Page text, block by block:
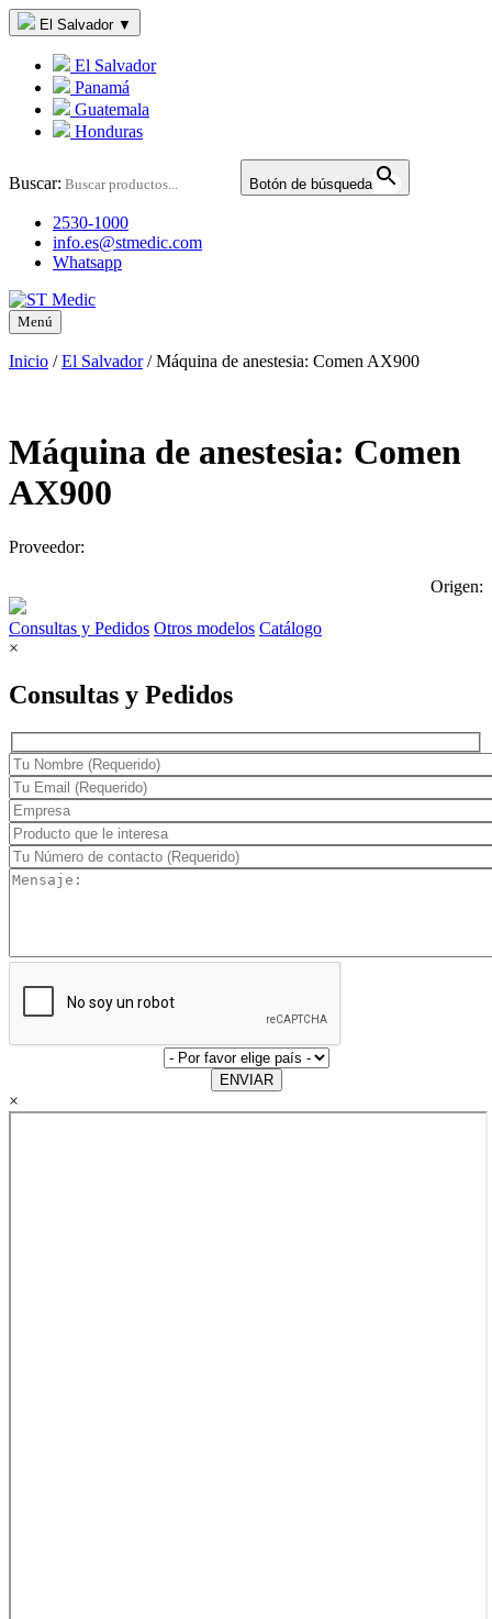
El Salvador ▼
El Salvador
Panamá
Guatemala
Honduras
Buscar: Botón de búsqueda
2530-1000
info.es@stmedic.com
Whatsapp
Menú
Inicio /El Salvador/Máquina de anestesia: Comen AX900
Máquina de anestesia: Comen
AX900
Proveedor:
Origen:
Consultas y Pedidos Otros modelos Catálogo
×
Consultas y Pedidos
ENVIAR
×